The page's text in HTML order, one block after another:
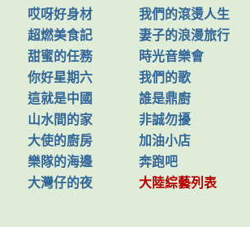
哎呀好身材
我們的滾燙人生
超燃美食記
妻子的浪漫旅行
甜蜜的任務
時光音樂會
你好星期六
我們的歌
這就是中國
誰是鼎廚
山水間的家
非誠勿擾
大使的廚房
加油小店
樂隊的海邊
奔跑吧
大灣仔的夜
大陸綜藝列表